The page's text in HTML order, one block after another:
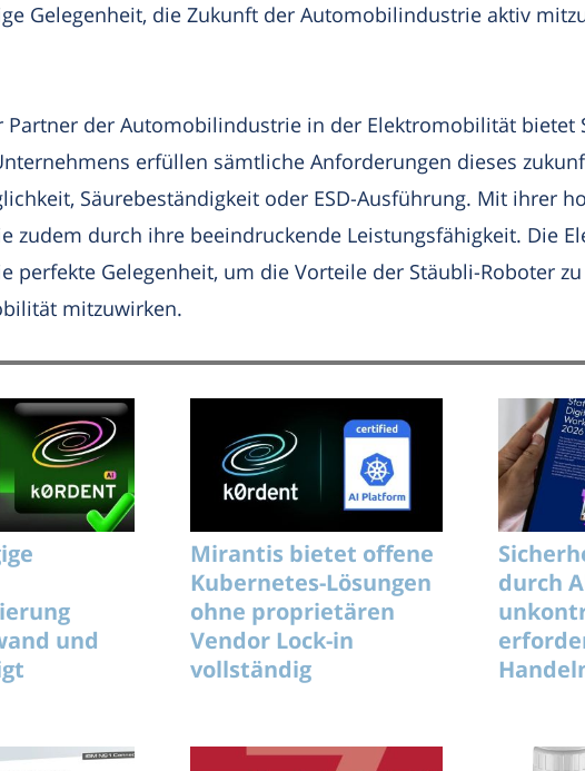
Gelegenheit, die Zukunft der Automobilindustrie aktiv
Partner der Automobilindustrie in der Elektromobilität bietet
erfüllen sämtliche Anforderungen dieses
Säurebeständigkeit oder ESD-Ausführung. Mit ihrer
zudem durch ihre beeindruckende Leistungsfähigkeit. Die
perfekte Gelegenheit, um die Vorteile der Stäubli-Roboter
mitzuwirken.
und
Mirantis bietet offene
Kubernetes-Lösungen
ohne proprietären
Vendor Lock-in
vollständig
durch